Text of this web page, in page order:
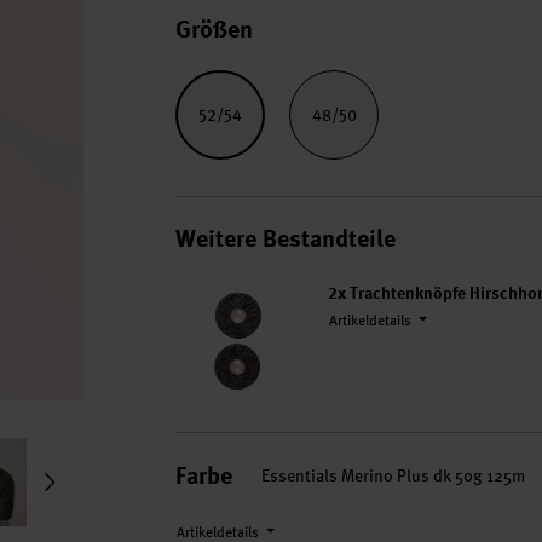
Größen
52/54 48/50
Weitere Bestandteile
2xTrachtenknöpfe
Artikeldetails
Farbe Essentials Merino Plus dk 50g 125m
Artikeldetails